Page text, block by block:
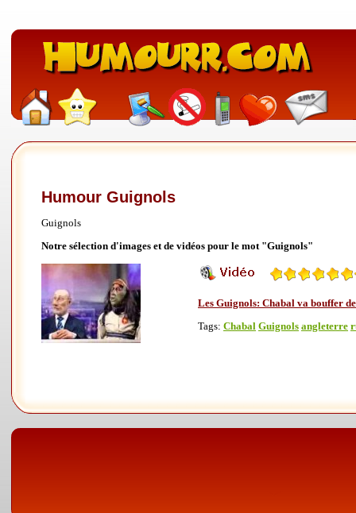
Humour Guignols
Guignols
Notre sélection d'images et de vidéos pour le mot "Guignols"
Les Guignols: Chabal va bouffer
Tags: Chabal Guignols angleterre